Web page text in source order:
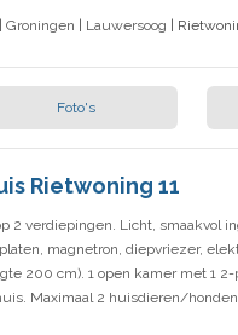
Groningen Lauwersoog |
Foto's
Rietwoning 11
2 verdiepingen. Licht,
magnetron, diepvriezer,
200 cm). 1 open kamer met 1
Maximaal 2 huisdieren/